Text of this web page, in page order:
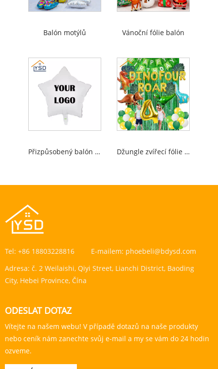
Balón motýlů Vánoční fólie balón
Přizpůsobený balón fólie Džungle zvířecí fólie balónky
Tel: +86 18803228816 E-mailem: phoebeli@bdysd.com
Adresa: č. 2 Weilaishi, Qiyi Street, Lianchi District, Baoding
City, Hebei Province, Čína
ODESLAT DOTAZ
Vítejte na našem webu! V případě dotazů na naše produkty
nebo ceník nám zanechte svůj e-mail a my se vám do 24 hodin
ozveme.